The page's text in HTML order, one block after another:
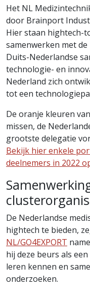
Het NL
door Brainport
Hier staan hightech-
samenwerken met
Duits-Nederlandse
technologie- en
Nederland zich
tot een
De oranje kleuren
missen, de
grootste delegatie
Bekijk hier enkele
deelnemers in 2022
De Nederlandse
hightech te bieden,
NL/GO4EXPORT
hij deze beurs als
leren kennen en
onderzoeken.